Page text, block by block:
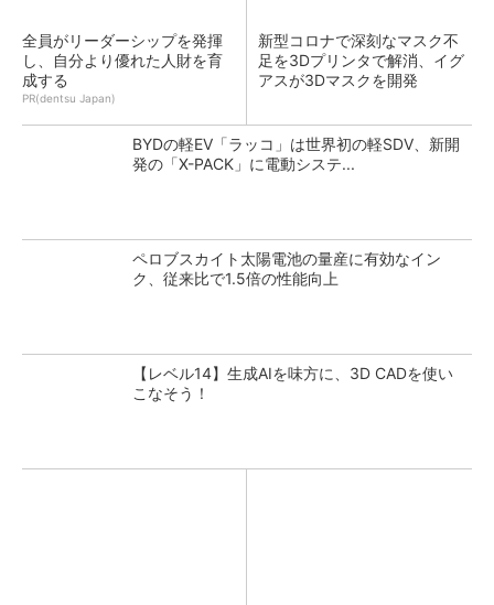
全員がリーダーシップを発揮
し、自分より優れた人財を育
成する
PR(dentsu Japan)
新型コロナで深刻なマスク不
足を3Dプリンタで解消、イグ
アスが3Dマスクを開発
BYDの軽EV「ラッコ」は世界初の軽SDV、新開
発の「X-PACK」に電動システ...
ペロブスカイト太陽電池の量産に有効なイン
ク、従来比で1.5倍の性能向上
【レベル14】生成AIを味方に、3D CADを使い
こなそう！